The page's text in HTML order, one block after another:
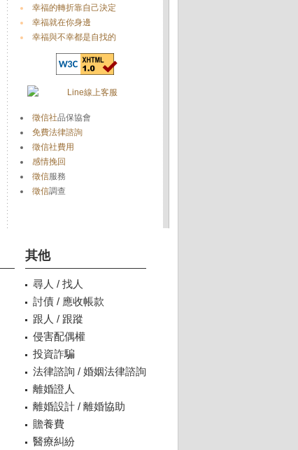
幸福的轉折靠自己決定
幸福就在你身邊
幸福與不幸都是自找的
徵信社品保協會
免費法律諮詢
徵信社費用
感情挽回
徵信服務
徵信調查
其他
尋人 / 找人
討債 / 應收帳款
跟人 / 跟蹤
侵害配偶權
投資詐騙
法律諮詢 / 婚姻法律諮詢
離婚證人
離婚設計 / 離婚協助
贍養費
醫療糾紛